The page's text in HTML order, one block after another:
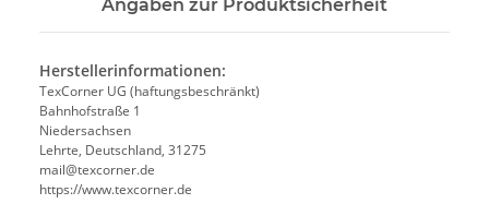
Angaben zur Produktsicherheit
Herstellerinformationen:
TexCorner UG (haftungsbeschränkt)
Bahnhofstraße 1
Niedersachsen
Lehrte, Deutschland, 31275
mail@texcorner.de
https://www.texcorner.de